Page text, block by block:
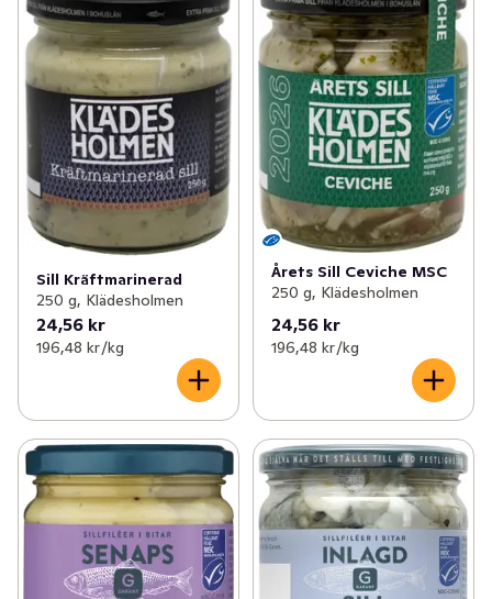
Sill Kräftmarinerad
250 g, Klädesholmen
24,56 kr
196,48 kr /kg
Årets Sill Ceviche MSC
250 g, Klädesholmen
24,56 kr
196,48 kr /kg